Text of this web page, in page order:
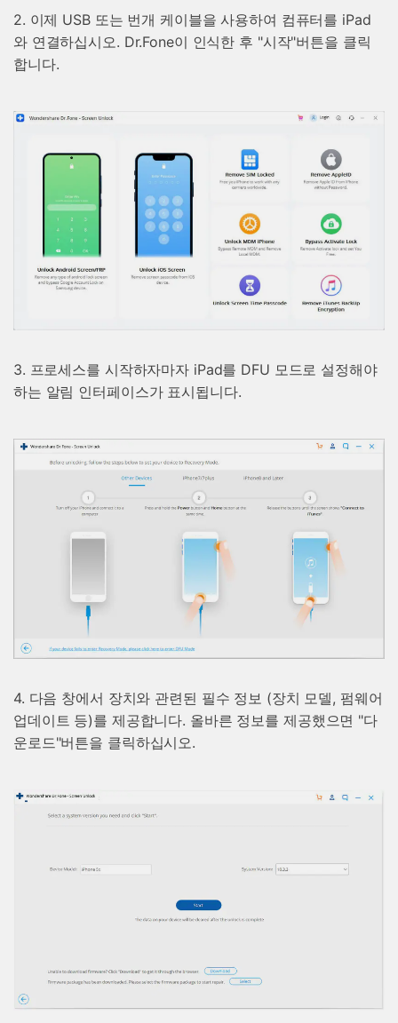
2. 이제 USB 또는 번개 케이블을 사용하여 컴퓨터를 iPad
와 연결하십시오. Dr.Fone이 인식한 후 "시작"버튼을 클릭
합니다.
3. 프로세스를 시작하자마자 iPad를 DFU 모드로 설정해야
하는 알림 인터페이스가 표시됩니다.
4. 다음 창에서 장치와 관련된 필수 정보 (장치 모델, 펌웨어
업데이트 등)를 제공합니다. 올바른 정보를 제공했으면 "다
운로드"버튼을 클릭하십시오.